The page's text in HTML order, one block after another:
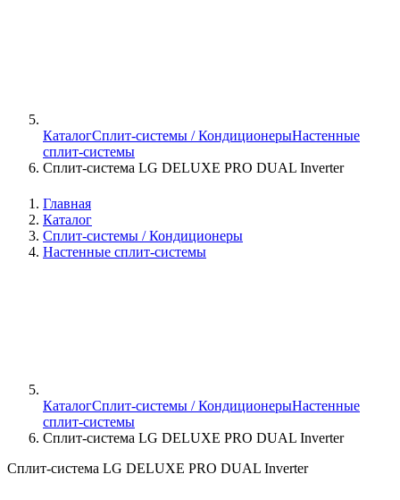
КаталогСплит-системы / КондиционерыНастенные
сплит-системы
Сплит-система LG DELUXE PRO DUAL Inverter
Главная
Каталог
Сплит-системы / Кондиционеры
Настенные сплит-системы
КаталогСплит-системы / КондиционерыНастенные
сплит-системы
Сплит-система LG DELUXE PRO DUAL Inverter
Сплит-система LG DELUXE PRO DUAL Inverter